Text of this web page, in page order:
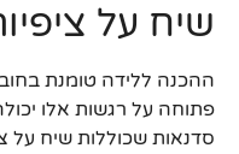
שיח על
ההכנה ללידה טומנת
פתוחה על רגשות אלו
סדנאות שכוללות שיח על